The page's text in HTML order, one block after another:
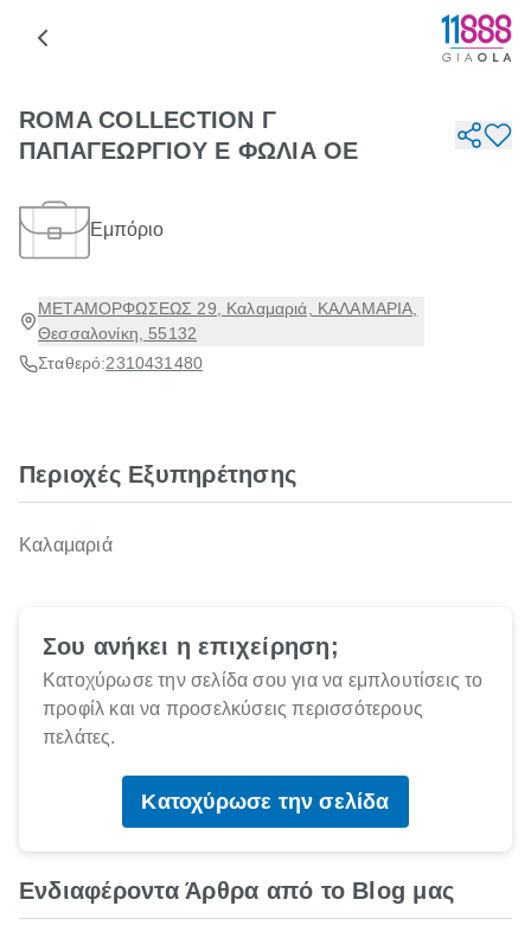
ROMA COLLECTION Γ
ΠΑΠΑΓΕΩΡΓΙΟΥ Ε ΦΩΛΙΑ ΟΕ
Εμπόριο
ΜΕΤΑΜΟΡΦΩΣΕΩΣ 29, Καλαμαριά, ΚΑΛΑΜΑΡΙΑ,
Θεσσαλονίκη, 55132
Σταθερό:2310431480
Περιοχές Εξυπηρέτησης
Καλαμαριά
Σου ανήκει η επιχείρηση;
Κατοχύρωσε την σελίδα σου για να εμπλουτίσεις το
προφίλ και να προσελκύσεις περισσότερους
πελάτες.
Κατοχύρωσε την σελίδα
Ενδιαφέροντα Άρθρα από το Blog μας